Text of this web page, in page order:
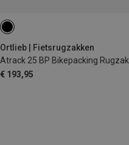
Ortlieb | Fietsrugzakken
Atrack 25 BP Bikepacking Rugzak
€ 193,95
25L